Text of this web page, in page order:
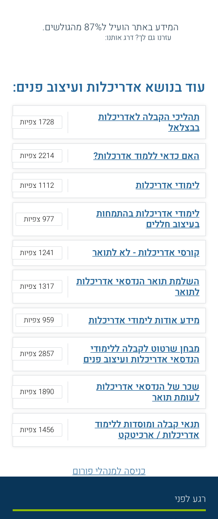
המידע באתר הועיל ל87% מהגולשים.
עזרנו גם לך? דרג אותנו:
עוד בנושא אדריכלות ועיצוב פנים:
תהליכי הקבלה לאדריכלות
בבצלאל 1728 צפיות
האם כדאי ללמוד אדרכלות? 2214 צפיות
לימודי אדריכלות 1112 צפיות
לימודי אדריכלות בהתמחות
בעיצוב חללים 977 צפיות
קורסי אדריכלות - לא לתואר 1241 צפיות
השלמת תואר הנדסאי אדריכלות
לתואר 1317 צפיות
מידע אודות לימודי אדריכלות 959 צפיות
מבחן שרטוט לקבלה ללימודי
הנדסאי אדריכלות ועיצוב פנים 2857 צפיות
שכר של הנדסאי אדריכלות
לעומת תואר 1890 צפיות
תנאי קבלה ומוסדות ללימוד
אדריכלות / ארכיטקט 1456 צפיות
כניסה למנהלי פורום
רגע לפני